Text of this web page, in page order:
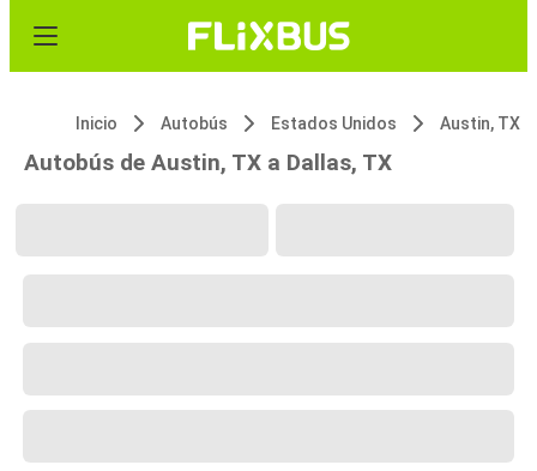
Inicio Autobús Estados Unidos Austin, TX
Autobús de Austin, TX a Dallas, TX